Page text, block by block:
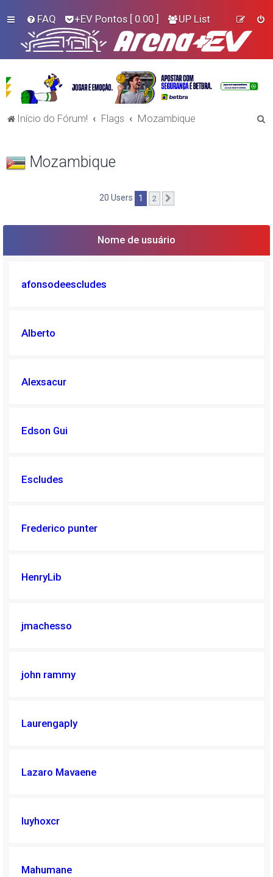
FAQ +EV Pontos [ 0.00 ] UP List
Início do Fórum! Flags Mozambique
r
Mozambique
20 Users 1 2
Nome de usuário
afonsodeescludes
Alberto
Alexsacur
Edson Gui
Escludes
Frederico punter
HenryLib
jmachesso
john rammy
Laurengaply
Lazaro Mavaene
luyhoxcr
Mahumane